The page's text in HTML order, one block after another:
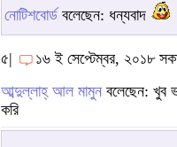
নোটিশবোর্ড বলেছেন: ধন্যবাদ
৫|
১৬ ই সেপ্টেম্বর, ২০১৮
আব্দুল্লাহ্ আল মামুন বলেছেন: খুব
করি